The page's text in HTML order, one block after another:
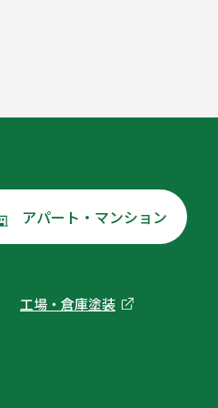
アパート・マンション
工場・倉庫塗装